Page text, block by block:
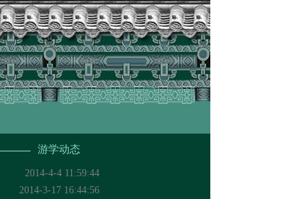
游学动态
2014-4-4 11:59:44
2014-3-17 16:44:56